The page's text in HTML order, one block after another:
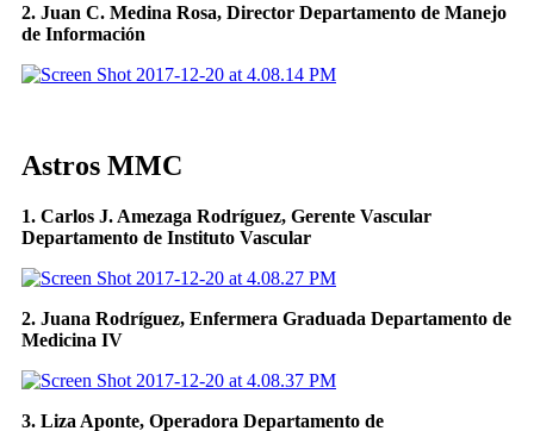
2. Juan C. Medina Rosa, Director Departamento de Manejo
de Información
Astros MMC
1. Carlos J. Amezaga Rodríguez, Gerente Vascular
Departamento de Instituto Vascular
2. Juana Rodríguez, Enfermera Graduada Departamento de
Medicina IV
3. Liza Aponte, Operadora Departamento de